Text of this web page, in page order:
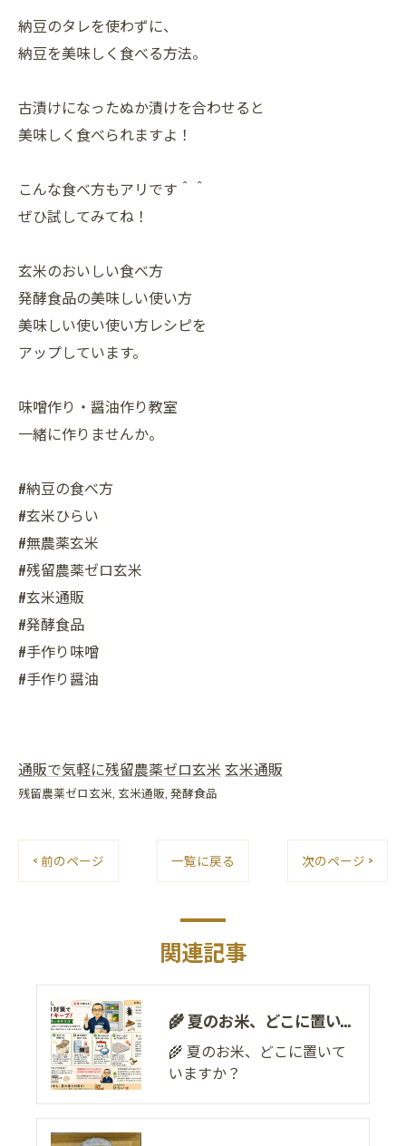
納豆のタレを使わずに、
納豆を美味しく食べる方法。
古漬けになったぬか漬けを合わせると
美味しく食べられますよ！
こんな食べ方もアリです＾＾
ぜひ試してみてね！
玄米のおいしい食べ方
発酵食品の美味しい使い方
美味しい使い使い方レシピを
アップしています。
味噌作り・醤油作り教室
一緒に作りませんか。
#納豆の食べ方
#玄米ひらい
#無農薬玄米
#残留農薬ゼロ玄米
#玄米通販
#発酵食品
#手作り味噌
#手作り醤油
通販で気軽に残留農薬ゼロ玄米 玄米通販
残留農薬ゼロ玄米 玄米通販 発酵食品
< 前のページ 一覧に戻る 次のページ >
関連記事
🌾 夏のお米、どこに置いていますか？
🌾 夏のお米、どこに置いて
いますか？